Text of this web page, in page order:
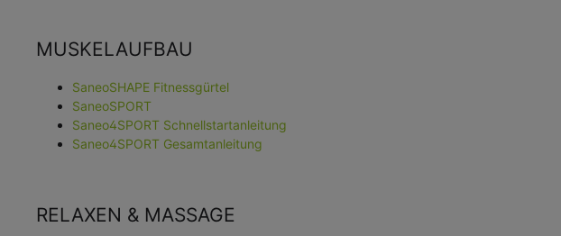
Trainingspläne
MUSKELAUFBAU
SaneoSHAPE Fitnessgürtel
SaneoSPORT
Saneo4SPORT Schnellstartanleitung
Saneo4SPORT Gesamtanleitung
RELAXEN & MASSAGE